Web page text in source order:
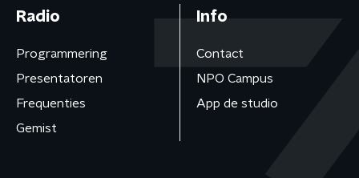
Radio
Programmering
Presentatoren
Frequenties
Gemist
Info
Contact
NPO Campus
App de studio